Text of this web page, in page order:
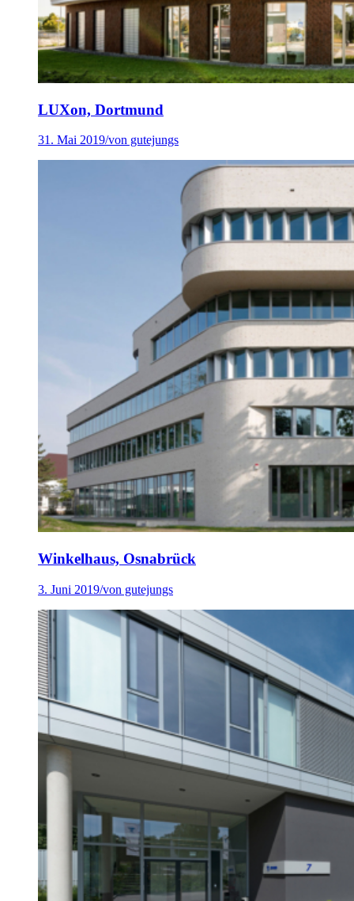
LUXon, Dortmund
31. Mai 2019/von gutejungs
Winkelhaus, Osnabrück
3. Juni 2019/von gutejungs